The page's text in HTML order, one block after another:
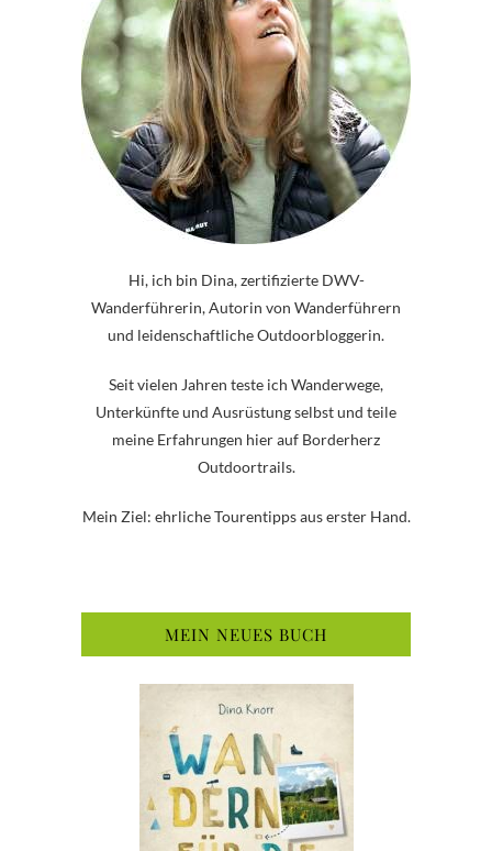
Hi, ich bin Dina, zertifizierte DWV-
Wanderführerin, Autorin von Wanderführern
und leidenschaftliche Outdoorbloggerin.
Seit vielen Jahren teste ich Wanderwege,
Unterkünfte und Ausrüstung selbst und teile
meine Erfahrungen hier auf Borderherz
Outdoortrails.
Mein Ziel: ehrliche Tourentipps aus erster Hand.
MEIN NEUES BUCH